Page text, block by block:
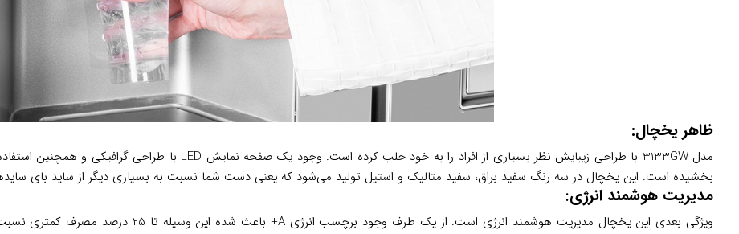
ظاهر یخچال:
بخشیده است. این یخچال در سه رنگ سفید براق، سفید متالیک و استیل تولید می‌شود که یعنی دست شما نسبت به بسیاری دیگر از ساید بای
مدیریت هوشمند انرژی: